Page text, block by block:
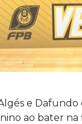
e
ao bater na